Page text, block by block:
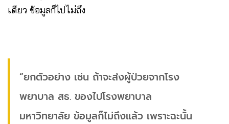
เดียว ข้อมูลก็ไปไม่ถึง
“ยกตัวอย่าง เช่น ถ้าจะส่งผู้ป่วยจากโรง
พยาบาล สธ. ของไปโรงพยาบาล
มหาวิทยาลัย ข้อมูลก็ไม่ถึงแล้ว เพราะฉะนั้น